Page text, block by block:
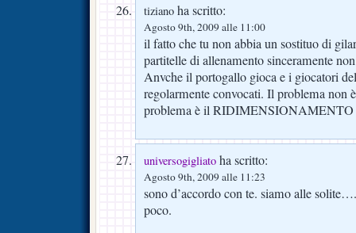
tiziano ha scritto:
Agosto 9th, 2009 alle 11:00
il fatto che tu non abbia un sostituo di
partitelle di allenamento sinceramente
Anvche il portogallo gioca e i giocatori
regolarmente convocati. Il problema non
problema è il
universogigliato ha scritto:
Agosto 9th, 2009 alle 11:23
sono d’accordo con te. siamo alle
poco.